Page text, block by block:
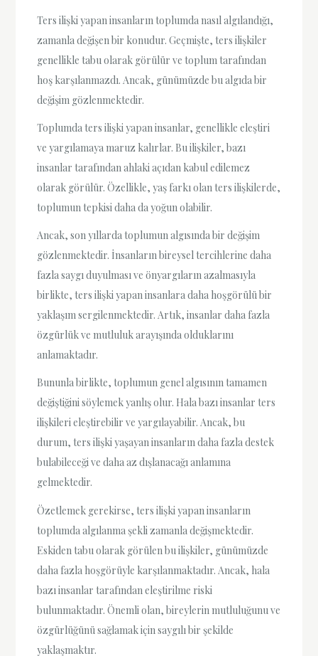
Ters ilişki yapan insanların toplumda nasıl algılandığı,
zamanla değişen bir konudur. Geçmişte, ters ilişkiler
genellikle tabu olarak görülür ve toplum tarafından
hoş karşılanmazdı. Ancak, günümüzde bu algıda bir
değişim gözlenmektedir.
Toplumda ters ilişki yapan insanlar, genellikle eleştiri
ve yargılamaya maruz kalırlar. Bu ilişkiler, bazı
insanlar tarafından ahlaki açıdan kabul edilemez
olarak görülür. Özellikle, yaş farkı olan ters ilişkilerde,
toplumun tepkisi daha da yoğun olabilir.
Ancak, son yıllarda toplumun algısında bir değişim
gözlenmektedir. İnsanların bireysel tercihlerine daha
fazla saygı duyulması ve önyargıların azalmasıyla
birlikte, ters ilişki yapan insanlara daha hoşgörülü bir
yaklaşım sergilenmektedir. Artık, insanlar daha fazla
özgürlük ve mutluluk arayışında olduklarını
anlamaktadır.
Bununla birlikte, toplumun genel algısının tamamen
değiştiğini söylemek yanlış olur. Hala bazı insanlar ters
ilişkileri eleştirebilir ve yargılayabilir. Ancak, bu
durum, ters ilişki yaşayan insanların daha fazla destek
bulabileceği ve daha az dışlanacağı anlamına
gelmektedir.
Özetlemek gerekirse, ters ilişki yapan insanların
toplumda algılanma şekli zamanla değişmektedir.
Eskiden tabu olarak görülen bu ilişkiler, günümüzde
daha fazla hoşgörüyle karşılanmaktadır. Ancak, hala
bazı insanlar tarafından eleştirilme riski
bulunmaktadır. Önemli olan, bireylerin mutluluğunu ve
özgürlüğünü sağlamak için saygılı bir şekilde
yaklaşmaktır.